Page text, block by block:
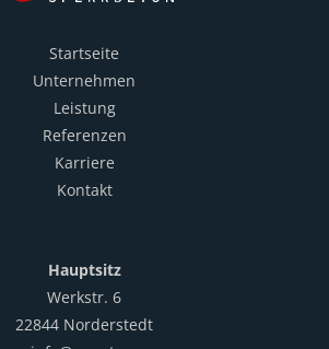
Startseite
Unternehmen
Leistung
Referenzen
Karriere
Kontakt
Hauptsitz
Werkstr. 6
22844 Norderstedt